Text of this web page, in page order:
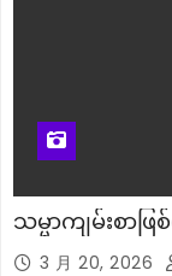
သမ္မာကျမ်းစာဖ
3 月 20, 2026